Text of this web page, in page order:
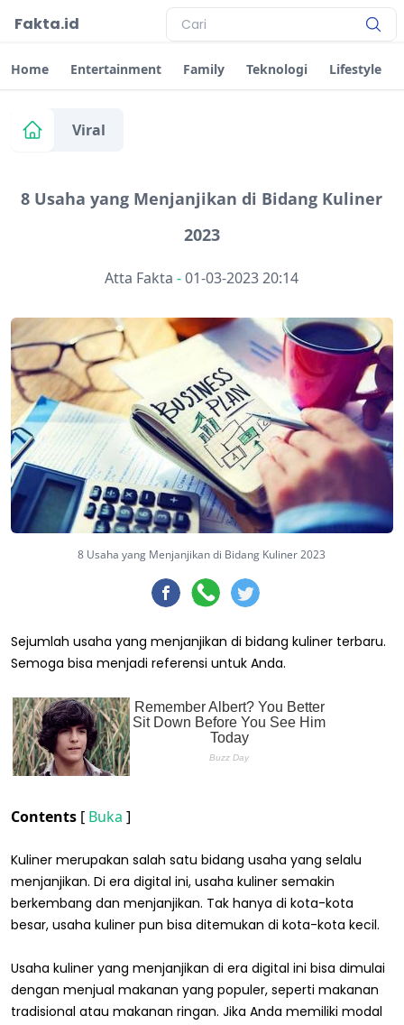
Fakta.id
Home Entertainment Family Teknologi Lifestyle
Viral
8 Usaha yang Menjanjikan di Bidang Kuliner
2023
Atta Fakta -01-03-2023 20:14
8 Usaha yang Menjanjikan di Bidang Kuliner 2023
Sejumlah usaha yang menjanjikan di bidang kuliner terbaru.
Semoga bisa menjadi referensi untuk Anda.
Contents [ Buka ]
Kuliner merupakan salah satu bidang usaha yang selalu
menjanjikan. Di era digital ini, usaha kuliner semakin
berkembang dan menjanjikan. Tak hanya di kota-kota
besar, usaha kuliner pun bisa ditemukan di kota-kota kecil.
Usaha kuliner yang menjanjikan di era digital ini bisa dimulai
dengan menjual makanan yang populer, seperti makanan
tradisional atau makanan ringan. Jika Anda memiliki modal